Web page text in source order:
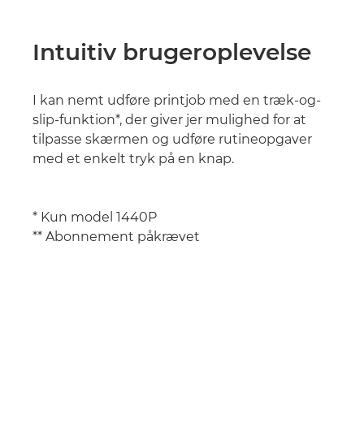
Intuitiv brugeroplevelse
I kan nemt udføre printjob med en træk-og-
slip-funktion*, der giver jer mulighed for at
tilpasse skærmen og udføre rutineopgaver
med et enkelt tryk på en knap.
* Kun model 1440P
** Abonnement påkrævet